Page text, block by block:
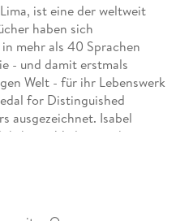
ist eine der weltweit
haben sich
mehr als 40 Sprachen
- und damit erstmals
Welt - für ihr Lebenswerk
for Distinguished
ausgezeichnet. Isabel
Verlag erschienen.